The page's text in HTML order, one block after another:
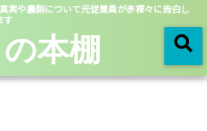
実や裏側について元従業員が赤裸々に告白し
す
本棚